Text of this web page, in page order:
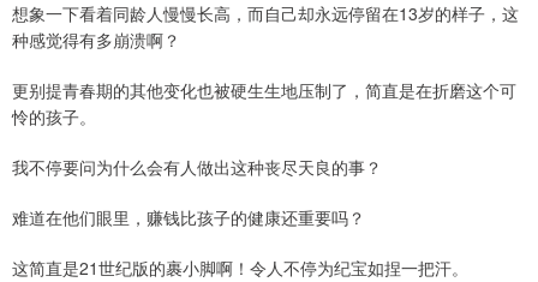
想象一下看着同龄人慢慢长高，而自己却永远停留在13岁的样子，这
种感觉得有多崩溃啊？
更别提青春期的其他变化也被硬生生地压制了，简直是在折磨这个可
怜的孩子。
我不停要问为什么会有人做出这种丧尽天良的事？
难道在他们眼里，赚钱比孩子的健康还重要吗？
这简直是21世纪版的裹小脚啊！令人不停为纪宝如捏一把汗。